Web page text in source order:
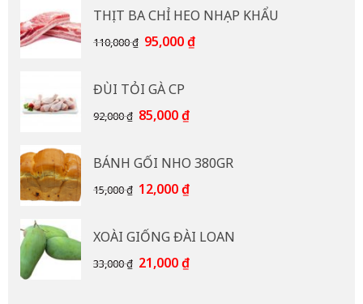
60,000 ₫.là:
55,000 ₫.
THỊT BA CHỈ HEO NHẠP KHẨU
110,000₫ Giá
110,000 ₫.
95,000₫Giá
ĐÙI TỎI GÀ CP
92,000₫ Giá
92,000 ₫.
85,000₫Giá
là:
85,000 ₫.
BÁNH GỐI NHO 380GR
15,000₫ Giá
15,000 ₫.
12,000₫Giá
là:
12,000 ₫.
XOÀI GIỐNG ĐÀI LOAN
33,000₫ Giá
21,000₫Giá